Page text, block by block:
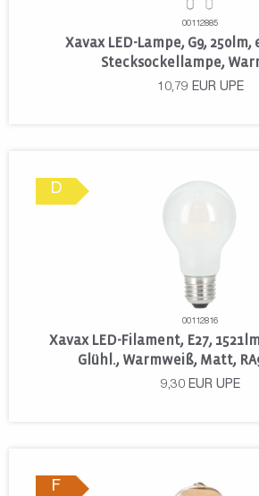
00112885
Xavax LED-Lampe, G9, 250lm,
Stecksockellampe,
10,79 EUR UPE
D
00112816
Xavax LED-Filament, E27,
Glühl., Warmweiß, Matt,
9,30 EUR UPE
F